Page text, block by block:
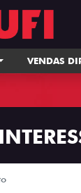
VENDAS